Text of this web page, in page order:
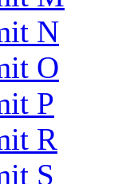
N
O
P
R
S